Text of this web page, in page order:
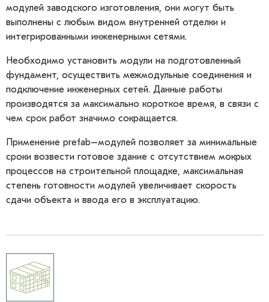
модулей заводского изготовления, они могут быть
выполнены с любым видом внутренней отделки и
интегрированными инженерными сетями.
Необходимо установить модули на подготовленный
фундамент, осуществить межмодульные соединения и
подключение инженерных сетей. Данные работы
производятся за максимально короткое время, в связи с
чем срок работ значимо сокращается.
Применение prefab–модулей позволяет за минимальные
сроки возвести готовое здание с отсутствием мокрых
процессов на строительной площадке, максимальная
степень готовности модулей увеличивает скорость
сдачи объекта и ввода его в эксплуатацию.